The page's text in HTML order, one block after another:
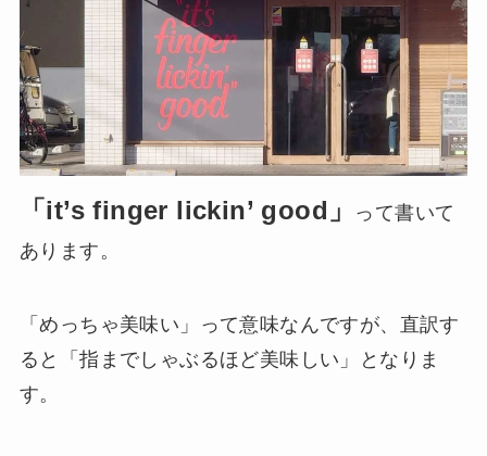
「it’s finger lickin’ good」
って書いて
あります。
「めっちゃ美味い」って意味なんですが、直訳す
ると「指までしゃぶるほど美味しい」となりま
す。